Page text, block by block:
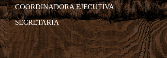
COORDINADORA EJECUTIVA
SECRETARIA